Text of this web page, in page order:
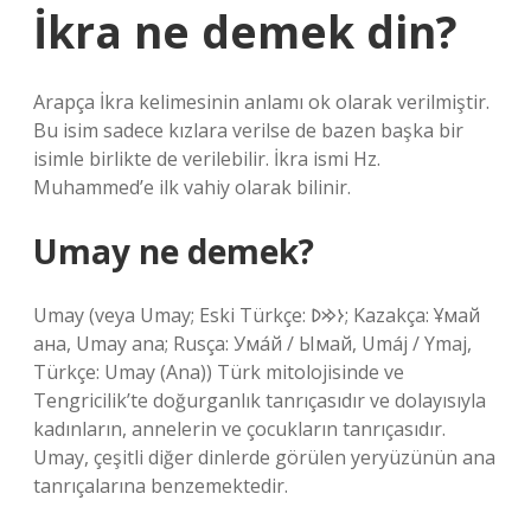
İkra ne demek din?
Arapça İkra kelimesinin anlamı ok olarak verilmiştir.
Bu isim sadece kızlara verilse de bazen başka bir
isimle birlikte de verilebilir. İkra ismi Hz.
Muhammed’e ilk vahiy olarak bilinir.
Umay ne demek?
Umay (veya Umay; Eski Türkçe: 𐰆𐰢𐰖; Kazakça: Ұмай
aна, Umay ana; Rusça: Ума́й / Ымай, Umáj / Ymaj,
Türkçe: Umay (Ana)) Türk mitolojisinde ve
Tengricilik’te doğurganlık tanrıçasıdır ve dolayısıyla
kadınların, annelerin ve çocukların tanrıçasıdır.
Umay, çeşitli diğer dinlerde görülen yeryüzünün ana
tanrıçalarına benzemektedir.